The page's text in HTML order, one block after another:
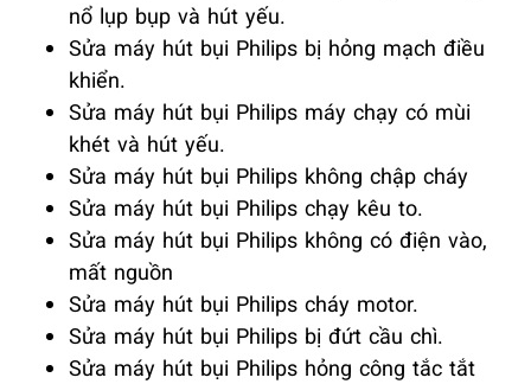
nổ lụp bụp và hút yếu.
Sửa máy hút bụi Philips bị hỏng mạch điều
khiển.
Sửa máy hút bụi Philips máy chạy có mùi
khét và hút yếu.
Sửa máy hút bụi Philips không chập cháy
Sửa máy hút bụi Philips chạy kêu to.
Sửa máy hút bụi Philips không có điện vào,
mất nguồn
Sửa máy hút bụi Philips cháy motor.
Sửa máy hút bụi Philips bị đứt cầu chì.
Sửa máy hút bụi Philips hỏng công tắc tắt